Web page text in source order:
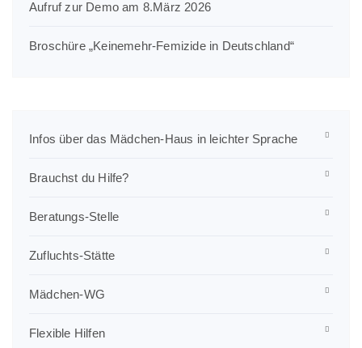
Aufruf zur Demo am 8.März 2026
Broschüre „Keinemehr-Femizide in Deutschland“
Infos über das Mädchen-Haus in leichter Sprache
Brauchst du Hilfe?
Beratungs-Stelle
Zufluchts-Stätte
Mädchen-WG
Flexible Hilfen